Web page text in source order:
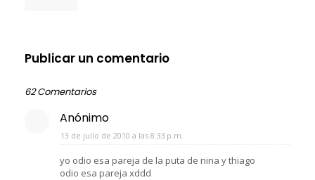
Publicar un comentario
62 Comentarios
Anónimo
13 de julio de 2010 a las 8:33 p.m.
yo odio esa pareja de la puta de nina y thiago
odio esa pareja xddd